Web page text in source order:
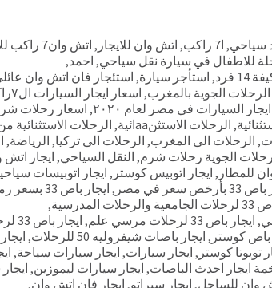
سياحي, ا7 راكب , اتش وان للايجار , اتش وان7 راكب للايجار
للاطفال في سيارة نقل سياحي, احمد,
, استأجر سيارة, استئجار فان اتش وان
الجوية بالمغرب, اسعار ايجار السيارات ال٧راكب العائلية الفخمة في مصر
السيارات في مصر لعام ٢٠٢٠ , اسعار رحلات
, الرحلات الاستثنaaائية , الرحلات الاستثنائية
, الرحلات الى المغرب, الرحلات الى تركيا, الرياضة,
الجوية رحلات شرم, النقل السياحي, ايجار اتش
للمطار , ايجار اتوبيس كوستر , ايجار اتوبيسات
سعر في مصر , ايجار باص 33 بسعر رمزي
المدرسية
,
, ايجار باص 33 لرحلات مرسي علم , ايجار باص 33 لرحلات مرسي مطروح
باص كوستر , ايجار باصات شيفروليه 50 للرحلات ,
تويوتا كوستر , ايجار سيارات, ايجار سيارات سياحة,
ايجار احدث الباصات, ايجار سيارات ليموزين,
وان للساحل, ايجار سيراتو, ايجار فان اتش وان,